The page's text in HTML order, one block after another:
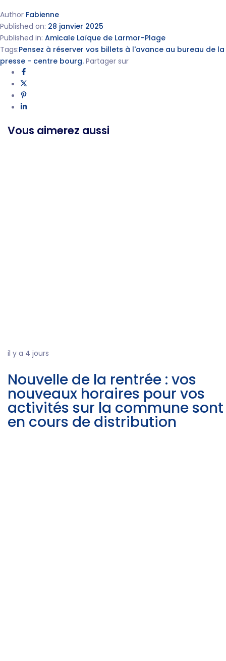
Author Fabienne
Published on: 28 janvier 2025
Published in: Amicale Laïque de Larmor-Plage
Tags:Pensez à réserver vos billets à l'avance au bureau de la
presse - centre bourg. Partager sur
Vous aimerez aussi
il y a 4 jours
Nouvelle de la rentrée : vos
nouveaux horaires pour vos
activités sur la commune sont
en cours de distribution